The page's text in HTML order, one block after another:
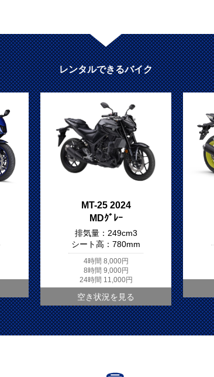
レンタルできるバイク
MT-25 2024
MDｸﾞﾚｰ
排気量： 249cm3
シート高： 780mm
4時間 8,000円
8時間 9,000円
24時間 11,000円
空き状況を見る